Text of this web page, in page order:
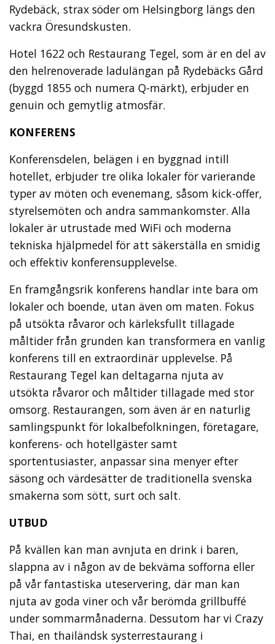
Rydebäck, strax söder om Helsingborg längs den
vackra Öresundskusten.
Hotel 1622 och Restaurang Tegel, som är en del av
den helrenoverade ladulängan på Rydebäcks Gård
(byggd 1855 och numera Q-märkt), erbjuder en
genuin och gemytlig atmosfär.
KONFERENS
Konferensdelen, belägen i en byggnad intill
hotellet, erbjuder tre olika lokaler för varierande
typer av möten och evenemang, såsom kick-offer,
styrelsemöten och andra sammankomster. Alla
lokaler är utrustade med WiFi och moderna
tekniska hjälpmedel för att säkerställa en smidig
och effektiv konferensupplevelse.
En framgångsrik konferens handlar inte bara om
lokaler och boende, utan även om maten. Fokus
på utsökta råvaror och kärleksfullt tillagade
måltider från grunden kan transformera en vanlig
konferens till en extraordinär upplevelse. På
Restaurang Tegel kan deltagarna njuta av
utsökta råvaror och måltider tillagade med stor
omsorg. Restaurangen, som även är en naturlig
samlingspunkt för lokalbefolkningen, företagare,
konferens- och hotellgäster samt
sportentusiaster, anpassar sina menyer efter
säsong och värdesätter de traditionella svenska
smakerna som sött, surt och salt.
UTBUD
På kvällen kan man avnjuta en drink i baren,
slappna av i någon av de bekväma sofforna eller
på vår fantastiska uteservering, där man kan
njuta av goda viner och vår berömda grillbuffé
under sommarmånaderna. Dessutom har vi Crazy
Thai, en thailändsk systerrestaurang i